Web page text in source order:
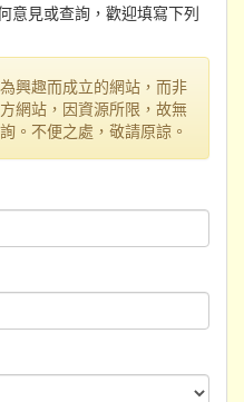
意見或查詢，歡迎填寫下列
興趣而成立的網站，而非
網站，因資源所限，故無
。不便之處，敬請原諒。